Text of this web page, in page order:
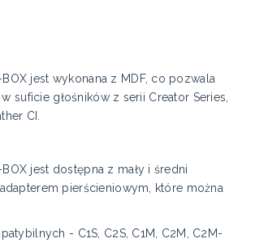
jest wykonana z MDF, co pozwala
suficie głośników z serii Creator Series,
CI.
jest dostępna z mały i średni
pierścieniowym, które można
- C1S, C2S, C1M, C2M, C2M-